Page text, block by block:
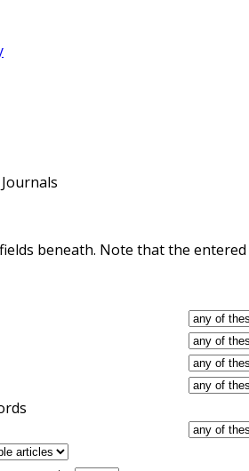
beneath. Note that the